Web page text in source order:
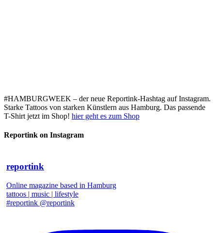
#HAMBURGWEEK – der neue Reportink-Hashtag auf Instagram.
Starke Tattoos von starken Künstlern aus Hamburg. Das passende
T-Shirt jetzt im Shop! hier geht es zum Shop
Reportink on Instagram
reportink
Online magazine based in Hamburg
tattoos | music | lifestyle
#reportink @reportink